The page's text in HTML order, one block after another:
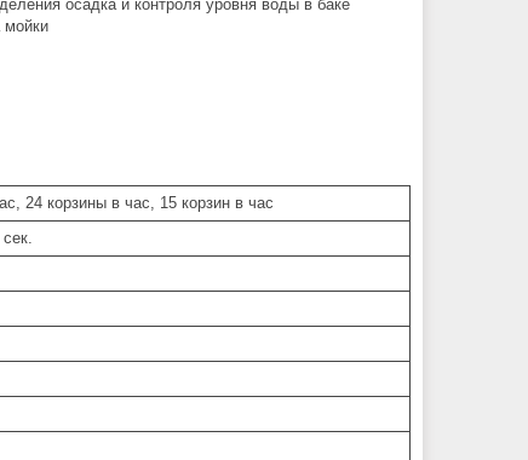
осадка и контроля уровня воды в баке
мойки
24 корзины в час, 15 корзин в час